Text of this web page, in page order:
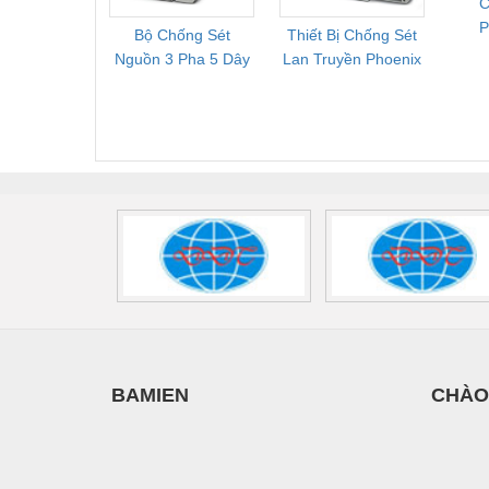
Thiết bị làm sạch
Thiết bị sơn - Sơn
Thiêt bị PCCC
Thiết bị truyền động
Thiết bị văn phòng
Thiết bị viễn thông
Tự động hoá
Bộ Chống Sét
Nguồn 3 Pha 5 Dây
Thiết Bị Chống Sét
Lan Truyền Phoenix
Bộ
BAMIEN